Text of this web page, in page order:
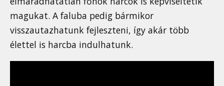
magukat. A faluba pedig bármikor
visszautazhatunk fejleszteni, így akár több
élettel is harcba indulhatunk.